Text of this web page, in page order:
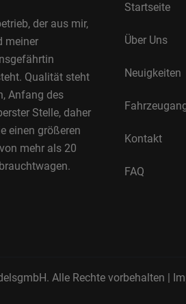
der aus mir,
meiner
Qualität steht
Anfang des
Stelle, daher
einen größeren
mehr als 20
Startseite
Über Uns
Neuigkeiten
Kontakt
FAQ
Alle Rechte vorbehalten |